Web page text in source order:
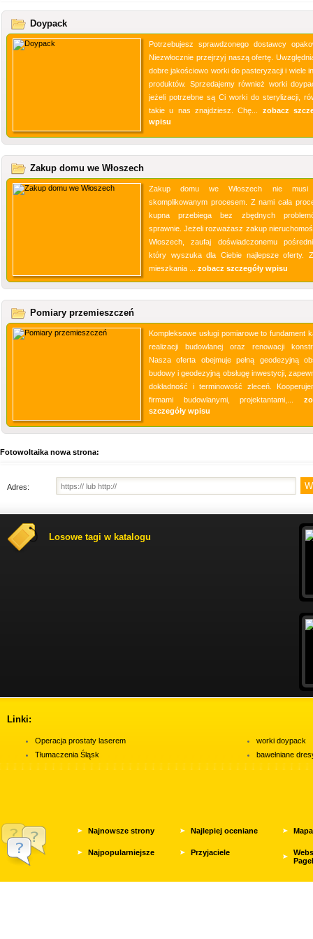
Doypack
Potrzebujesz sprawdzonego dostawcy
Niezwłocznie przejrzyj naszą ofertę.
dobre jakościowo worki do pasteryzacji i wiele
produktów. Sprzedajemy również worki
jeżeli potrzebne są Ci worki do sterylizacji,
takie u nas znajdziesz. Chę... zobacz
wpisu
Zakup domu we Włoszech
Zakup domu we Włoszech nie
skomplikowanym procesem. Z nami cała
kupna przebiega bez zbędnych
sprawnie. Jeżeli rozważasz zakup
Włoszech, zaufaj doświadczonemu
który wyszuka dla Ciebie najlepsze oferty.
mieszkania ... zobacz szczegóły wpisu
Pomiary przemieszczeń
Kompleksowe usługi pomiarowe to fundament
realizacji budowlanej oraz renowacji
Nasza oferta obejmuje pełną geodezyjną
budowy i geodezyjną obsługę inwestycji,
dokładność i terminowość zleceń.
firmami budowlanymi, projektantami,...
szczegóły wpisu
Fotowoltaika nowa strona:
Adres:
Losowe tagi w katalogu
Linki:
Operacja prostaty laserem
Tłumaczenia Śląsk
worki doypack
bawełniane
Najnowsze strony Najlepiej oceniane
Najpopularniejsze Przyjaciele